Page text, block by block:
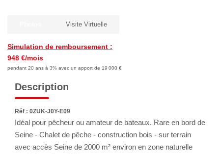
Simulation de remboursement :
948 €/mois
pendant 20 ans à 3% avec un apport de 19 000 €
Visite Virtuelle
Description
Réf : 0ZUK-J0Y-E09
Idéal pour pêcheur ou amateur de bateaux. Rare en bord de
Seine - Chalet de pêche - construction bois - sur terrain
avec accès Seine de 2000 m² environ en zone naturelle